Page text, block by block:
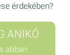
érdekében?
ANIKÓ
abban